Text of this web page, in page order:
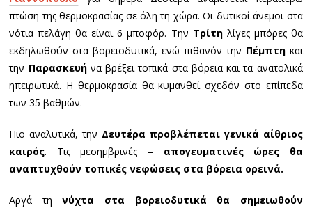
πτώση της θερμοκρασίας σε όλη τη χώρα. Οι δυτικοί άνεμοι στα
νότια πελάγη θα είναι 6 μποφόρ. Την Τρίτη λίγες μπόρες θα
εκδηλωθούν στα βορειοδυτικά, ενώ πιθανόν την Πέμπτη και
την Παρασκευή να βρέξει τοπικά στα βόρεια και τα ανατολικά
ηπειρωτικά. Η θερμοκρασία θα κυμανθεί σχεδόν στο επίπεδα
των 35 βαθμών.
Πιο αναλυτικά, την Δευτέρα προβλέπεται γενικά αίθριος
καιρός. Τις μεσημβρινές – απογευματινές ώρες θα
αναπτυχθούν τοπικές νεφώσεις στα βόρεια ορεινά.
Αργά τηνύχτα στα βορειοδυτικά θα σημειωθούν